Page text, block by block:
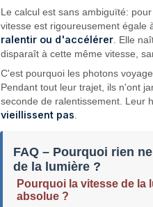
Le calcul est sans ambiguïté:
vitesse est rigoureusement égale
ralentir ou d'accélérer . Elle
disparaît à cette même vitesse,
C'est pourquoi les photons
Pendant tout leur trajet, ils n'ont
seconde de ralentissement. Leur
vieillissent pas.
FAQ – Pourquoi rien
de la lumière ?
Pourquoi la vitesse de la
absolue ?